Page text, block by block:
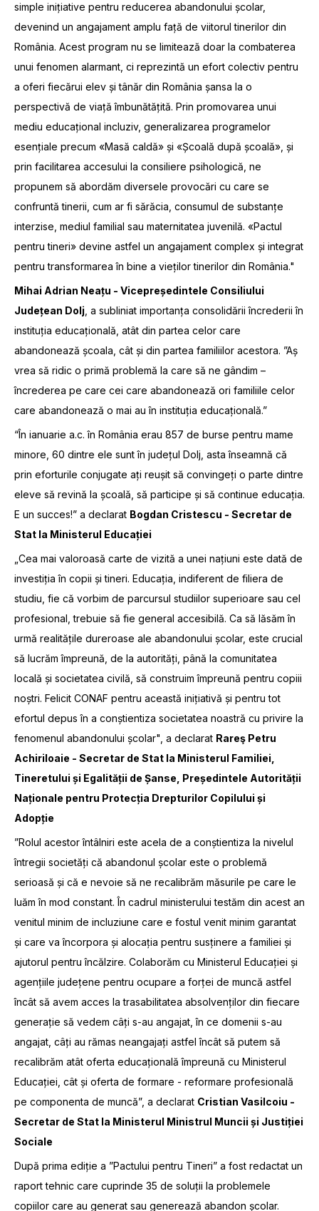
simple inițiative pentru reducerea abandonului școlar,
devenind un angajament amplu față de viitorul tinerilor din
România. Acest program nu se limitează doar la combaterea
unui fenomen alarmant, ci reprezintă un efort colectiv pentru
a oferi fiecărui elev și tânăr din România șansa la o
perspectivă de viață îmbunătățită. Prin promovarea unui
mediu educațional incluziv, generalizarea programelor
esențiale precum «Masă caldă» și «Școală după școală», și
prin facilitarea accesului la consiliere psihologică, ne
propunem să abordăm diversele provocări cu care se
confruntă tinerii, cum ar fi sărăcia, consumul de substanțe
interzise, mediul familial sau maternitatea juvenilă. «Pactul
pentru tineri» devine astfel un angajament complex și integrat
pentru transformarea în bine a vieților tinerilor din România."
Mihai Adrian Neațu - Vicepreședintele Consiliului
Județean Dolj, a subliniat importanța consolidării încrederii în
instituția educațională, atât din partea celor care
abandonează școala, cât și din partea familiilor acestora. ”Aș
vrea să ridic o primă problemă la care să ne gândim –
încrederea pe care cei care abandonează ori familiile celor
care abandonează o mai au în instituția educațională.”
“În ianuarie a.c. în România erau 857 de burse pentru mame
minore, 60 dintre ele sunt în județul Dolj, asta înseamnă că
prin eforturile conjugate ați reușit să convingeți o parte dintre
eleve să revină la școală, să participe și să continue educația.
E un succes!” a declarat Bogdan Cristescu - Secretar de
Stat la Ministerul Educației
„Cea mai valoroasă carte de vizită a unei națiuni este dată de
investiția în copii și tineri. Educația, indiferent de filiera de
studiu, fie că vorbim de parcursul studiilor superioare sau cel
profesional, trebuie să fie general accesibilă. Ca să lăsăm în
urmă realitățile dureroase ale abandonului școlar, este crucial
să lucrăm împreună, de la autorități, până la comunitatea
locală și societatea civilă, să construim împreună pentru copiii
noștri. Felicit CONAF pentru această inițiativă și pentru tot
efortul depus în a conștientiza societatea noastră cu privire la
fenomenul abandonului școlar", a declarat Rareş Petru
Achiriloaie - Secretar de Stat la Ministerul Familiei,
Tineretului și Egalității de Șanse, Președintele Autorității
Naționale pentru Protecția Drepturilor Copilului și
Adopție
”Rolul acestor întâlniri este acela de a conștientiza la nivelul
întregii societăți că abandonul școlar este o problemă
serioasă și că e nevoie să ne recalibrăm măsurile pe care le
luăm în mod constant. În cadrul ministerului testăm din acest an
venitul minim de incluziune care e fostul venit minim garantat
și care va încorpora și alocația pentru susținere a familiei și
ajutorul pentru încălzire. Colaborăm cu Ministerul Educației și
agențiile județene pentru ocupare a forței de muncă astfel
încât să avem acces la trasabilitatea absolvenților din fiecare
generație să vedem câți s-au angajat, în ce domenii s-au
angajat, câți au rămas neangajați astfel încât să putem să
recalibrăm atât oferta educațională împreună cu Ministerul
Educației, cât și oferta de formare - reformare profesională
pe componenta de muncă”, a declarat Cristian Vasilcoiu -
Secretar de Stat la Ministerul Ministrul Muncii și Justiției
Sociale
După prima ediție a ”Pactului pentru Tineri” a fost redactat un
raport tehnic care cuprinde 35 de soluții la problemele
copiilor care au generat sau generează abandon școlar.